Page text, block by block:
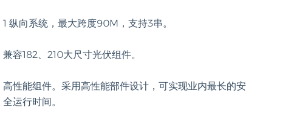
1 纵向系统，最大跨度90M，支持3串。
兼容182、210大尺寸光伏组件。
高性能组件。采用高性能部件设计，可实现业内最长的安
全运行时间。